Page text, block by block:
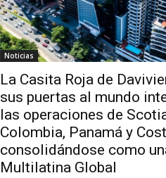
Noticias
La Casita Roja de
sus puertas al mundo
las operaciones de
Colombia, Panamá y
consolidándose como
Multilatina Global